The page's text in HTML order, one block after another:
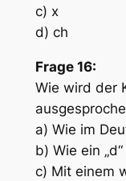
c) x
d) ch
Frage 16:
Wie wird der
a) Wie im
b) Wie ein „d“
c) Mit einem